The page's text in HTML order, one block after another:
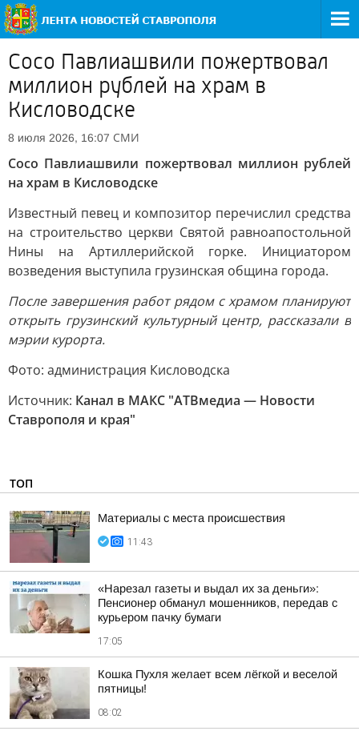
Сосо Павлиашвили пожертвовал
миллион рублей на храм в
Кисловодске
8 июля 2026, 16:07 СМИ
Сосо Павлиашвили пожертвовал миллион рублей
на храм в Кисловодске
Известный певец и композитор перечислил средства
на строительство церкви Святой равноапостольной
Нины на Артиллерийской горке. Инициатором
возведения выступила грузинская община города.
После завершения работ рядом с храмом планируют
открыть грузинский культурный центр, рассказали в
мэрии курорта.
Фото: администрация Кисловодска
Источник: Канал в МАКС "АТВмедиа — Новости
Ставрополя и края"
ТОП
Материалы с места происшествия
11:43
«Нарезал газеты и выдал их за деньги»:
Пенсионер обманул мошенников, передав с
курьером пачку бумаги
17:05
Кошка Пухля желает всем лёгкой и веселой
пятницы!
08:02